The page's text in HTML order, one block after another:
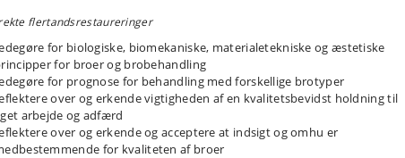
og fysiske principper for aftagelige proteser. Endvidere skal de
proteser. Det væsentligste indhold i kursus er: materialelære, biologiske
parodontale overvejelser, indikationer, behandlingsplanlægning, klinisk
Ved afslutning af de kliniske øvelser skal den studerende have
forståelse for og være i stand til at anvende principperne for partielle
fremstilling i patientbehandlingen.
flertandsrestaureringer
for biologiske, biomekaniske, materialetekniske og æstetiske
for broer og brobehandling
for prognose for behandling med forskellige brotyper
over og erkende vigtigheden af en kvalitetsbevidst holdning til
arbejde og adfærd
over og erkende og acceptere at indsigt og omhu er
for kvaliteten af broer